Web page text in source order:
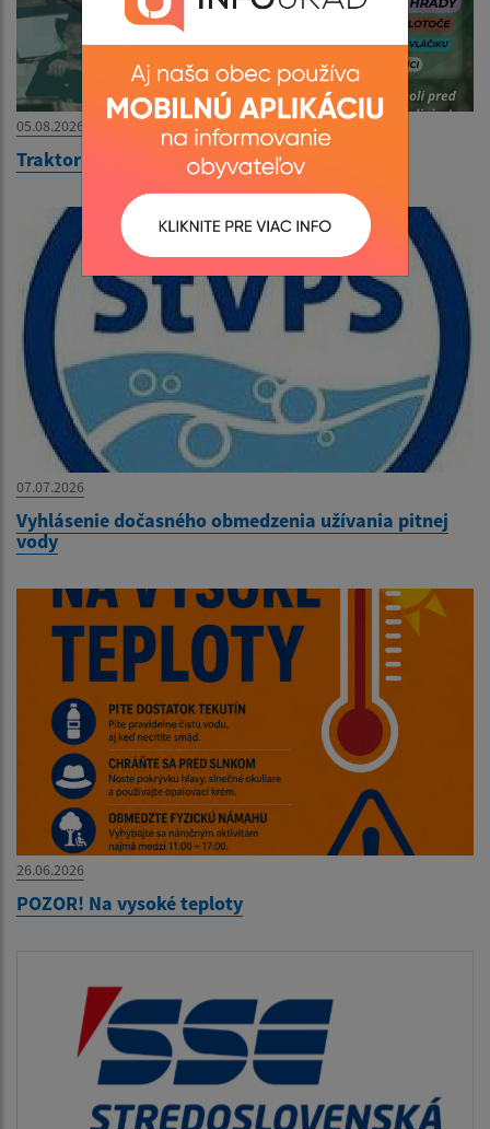
05.08.2026
TraktorFest Terany
07.07.2026
Vyhlásenie dočasného obmedzenia užívania pitnej
vody
26.06.2026
POZOR! Na vysoké teploty